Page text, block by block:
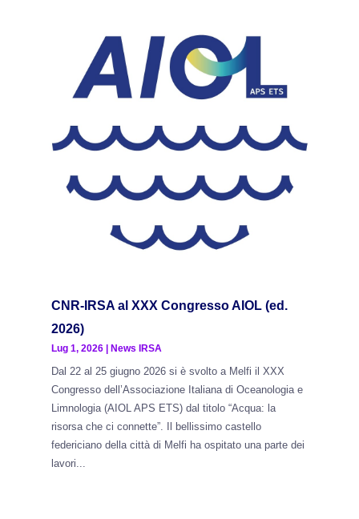
CNR-IRSA al XXX Congresso AIOL (ed.
2026)
Lug 1, 2026| News IRSA
Dal 22 al 25 giugno 2026 si è svolto a Melfi il XXX
Congresso dell’Associazione Italiana di Oceanologia e
Limnologia (AIOL APS ETS) dal titolo “Acqua: la
risorsa che ci connette”. Il bellissimo castello
federiciano della città di Melfi ha ospitato una parte dei
lavori...